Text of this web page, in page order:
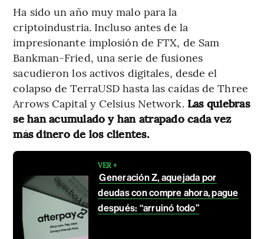
Ha sido un año muy malo para la
criptoindustria. Incluso antes de la
impresionante implosión de FTX, de Sam
Bankman-Fried, una serie de fusiones
sacudieron los activos digitales, desde el
colapso de TerraUSD hasta las caídas de Three
Arrows Capital y Celsius Network.Las quiebras
se han acumulado y han atrapado cada vez
más dinero de los clientes.
VER +
Generación Z, aquejada por
deudas con compre ahora, pague
después: “arruinó todo”